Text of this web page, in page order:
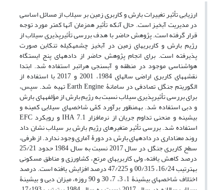
ارزیابی تأثیر تغییرات بارش و کاربری زمین بر سیلاب از مسائل اساسی
در مدیریت آبخیز است. حال آنکه تأثیر هم‏زمان آنها کمتر مورد توجه
قرار گرفته است. پژوهش حاضر با هدف بررسی تأثیرپذیری سیلاب از
رژیم بارش و کاربری‏های زمین در آبخیز چشمه‏کیله تنکابن صورت
پذیرفته است. برای انجام پژوهش حاضر از داده‏های پنج ایستگاه
هواشناسی موجود در منطقه و آب‏سنجی هرات‏بر استفاده شد. ابتدا
نقشه‏های کاربری اراضی سال‏های 1984، 2001 و 2017 با استفاده از
الگوریتم جنگل تصادفی در سامانۀ Earth Engine تهیه شد. سپس،
برای بررسی تأثیرپذیری سیلاب نسبت به رژیم بارش از مؤلفه‏های بارش
و دبی استفاده شد. به‏منظور برآورد کمّی شاخص‏های سیلابی کمینه و
بیشینه و منحنی تداوم جریان از نرم‏افزار IHA 7.1 و رویکرد EFC
استفاده شد. بررسی تأثیر متغیرهای رژیم بارش بر سیلاب نشان داد
روند معناداری در داده‏های بارش در دورۀ آماری وجود ندارد. از طرفی،
سطح کاربری جنگل در سال 2017 نسبت به سال 1984 حدود 25/21
درصد کاهش یافته، ولی کاربری‏های مرتع، کشاورزی و مناطق مسکونی
به‏ترتیب 16/24، 00/315 و 47/225 درصد افزایش یافته است. درصد
اختلاف شاخص‏های بیشینۀ 1، 3، 7، 30 و 90 روزه، میزان دبی و بیشینۀ